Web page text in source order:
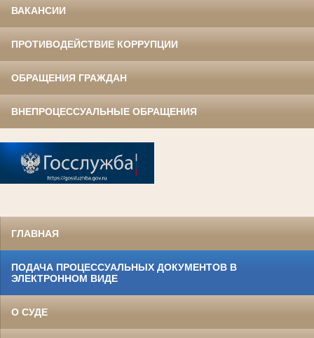
ВАКАНСИИ
ПРОТИВОДЕЙСТВИЕ КОРРУПЦИИ
ОБРАЩЕНИЯ ГРАЖДАН
ВНЕПРОЦЕССУАЛЬНЫЕ ОБРАЩЕНИЯ
ГЛАВНАЯ
ПОДАЧА ПРОЦЕССУАЛЬНЫХ ДОКУМЕНТОВ В
ЭЛЕКТРОННОМ ВИДЕ
О СУДЕ